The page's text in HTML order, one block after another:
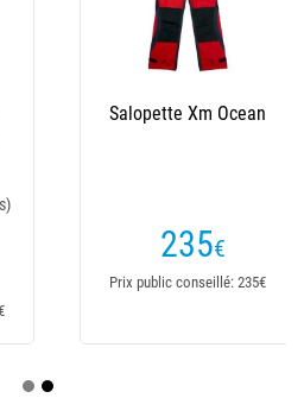
Salopette Xm Ocean
235€
Prix public conseillé: 235€